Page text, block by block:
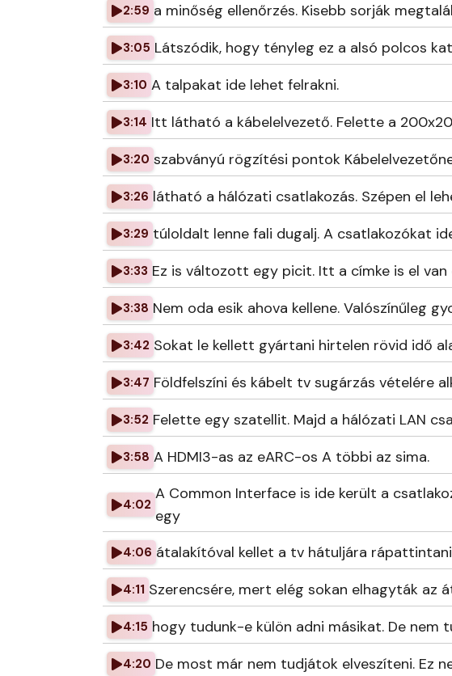
2:59 a minőség ellenőrzés. Kisebb sorják
3:05 Látszódik, hogy tényleg ez a alsó polcos
3:10 A talpakat ide lehet felrakni.
3:14 Itt látható a kábelelvezető. Felette a
3:20 szabványú rögzítési pontok
3:26 látható a hálózati csatlakozás. Szépen el
3:29 túloldalt lenne fali dugalj. A csatlakozókat
3:33 Ez is változott egy picit. Itt a címke is el van
3:38 Nem oda esik ahova kellene. Valószínűleg
3:42 Sokat le kellett gyártani hirtelen rövid idő
3:47 Földfelszíni és kábelt tv sugárzás vételére
3:52 Felette egy szatellit. Majd a hálózati LAN
3:58 A HDMI3-as az eARC-os A többi az sima.
4:02
A Common Interface is ide került a
egy
4:06 átalakítóval kellet a tv hátuljára
4:11 Szerencsére, mert elég sokan elhagyták az
4:15 hogy tudunk-e külön adni másikat. De nem
4:20 De most már nem tudjátok elveszíteni. Ez